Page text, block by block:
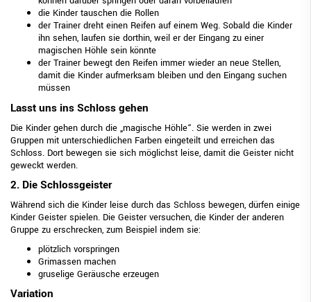
die Kinder tauschen die Rollen
der Trainer dreht einen Reifen auf einem Weg. Sobald die Kinder
ihn sehen, laufen sie dorthin, weil er der Eingang zu einer
magischen Höhle sein könnte
der Trainer bewegt den Reifen immer wieder an neue Stellen,
damit die Kinder aufmerksam bleiben und den Eingang suchen
müssen
Lasst uns ins Schloss gehen
Die Kinder gehen durch die „magische Höhle“. Sie werden in zwei
Gruppen mit unterschiedlichen Farben eingeteilt und erreichen das
Schloss. Dort bewegen sie sich möglichst leise, damit die Geister nicht
geweckt werden.
2. Die Schlossgeister
Während sich die Kinder leise durch das Schloss bewegen, dürfen einige
Kinder Geister spielen. Die Geister versuchen, die Kinder der anderen
Gruppe zu erschrecken, zum Beispiel indem sie:
plötzlich vorspringen
Grimassen machen
gruselige Geräusche erzeugen
Variation